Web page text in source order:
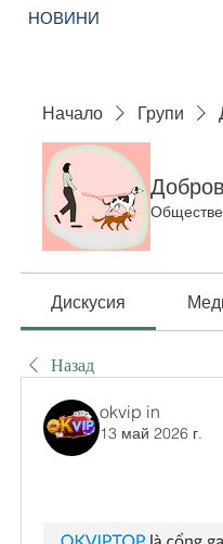
НОВИНИ
Начало Групи
Дискусия
Назад
okvip in
13 май 2026 г.